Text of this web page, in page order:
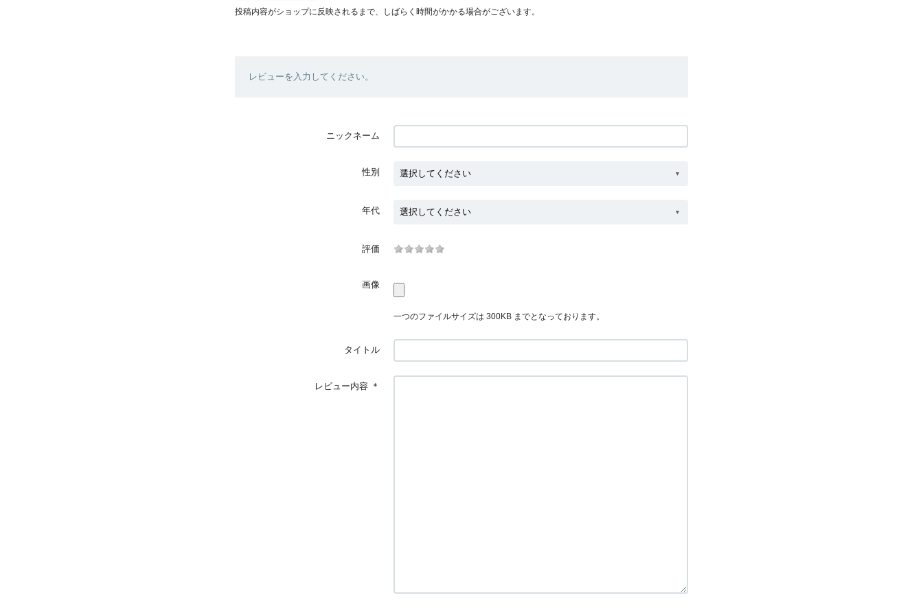
投稿内容がショップに反映されるまで、しばらく時間がかかる場合がございます。
レビューを入力してください。
ニックネーム
性別
年代
評価
画像
一つのファイルサイズは 300KB までとなっております。
タイトル
レビュー内容 ＊